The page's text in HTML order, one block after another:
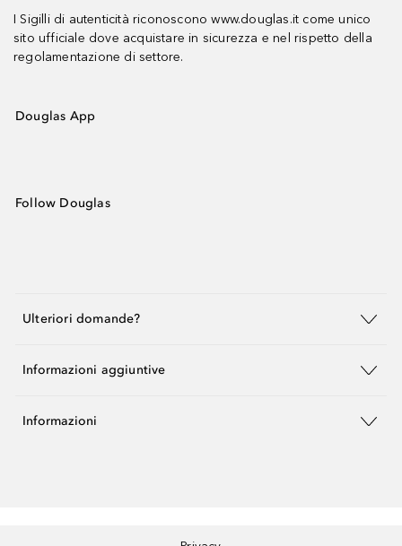
I Sigilli di autenticità riconoscono www.douglas.it come unico
sito ufficiale dove acquistare in sicurezza e nel rispetto della
regolamentazione di settore.
Douglas App
Follow Douglas
Ulteriori domande?
Informazioni aggiuntive
Informazioni